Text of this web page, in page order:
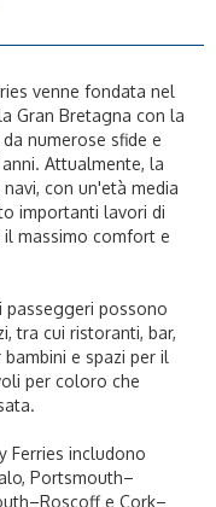
venne fondata nel
Gran Bretagna con la
numerose sfide e
Attualmente, la
con un'età media
importanti lavori di
massimo comfort e
passeggeri possono
tra cui ristoranti, bar,
e spazi per il
per coloro che
Ferries includono
Portsmouth–
e Cork–